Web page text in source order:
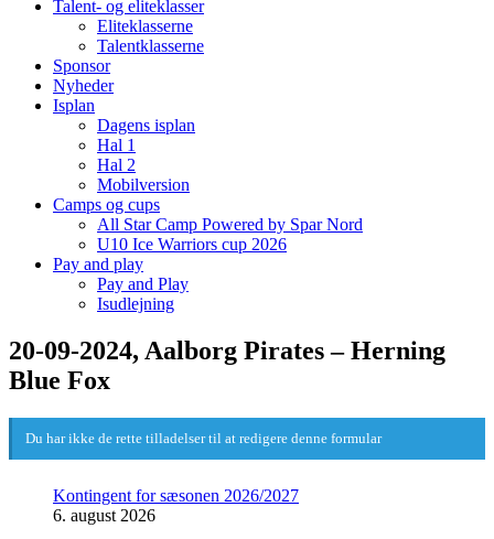
Talent- og eliteklasser
Eliteklasserne
Talentklasserne
Sponsor
Nyheder
Isplan
Dagens isplan
Hal 1
Hal 2
Mobilversion
Camps og cups
All Star Camp Powered by Spar Nord
U10 Ice Warriors cup 2026
Pay and play
Pay and Play
Isudlejning
20-09-2024, Aalborg Pirates – Herning
Blue Fox
Du har ikke de rette tilladelser til at redigere denne formular
Kontingent for sæsonen 2026/2027
6. august 2026